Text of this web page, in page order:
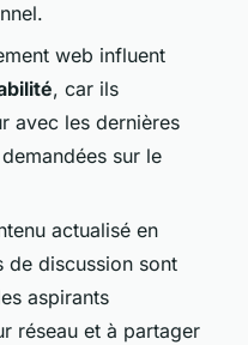
web influent
, car ils
avec les dernières
sur le
actualisé en
de discussion sont
aspirants
réseau et à partager